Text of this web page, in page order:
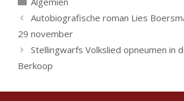
Autobiografische roman Lies
29 november
Stellingwarfs Volkslied opneumen in
Berkoop